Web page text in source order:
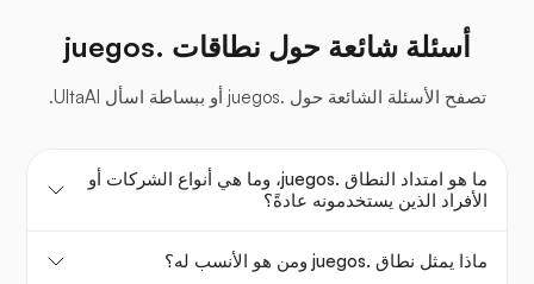
أسئلة شائعة حول نطاقات .juegos
تصفح الأسئلة الشائعة حول .juegos أو ببساطة اسأل UltaAI.
ما هو امتداد النطاق .juegos، وما هي أنواع الشركات أو
الأفراد الذين يستخدمونه عادةً؟
ماذا يمثل نطاق .juegos ومن هو الأنسب له؟